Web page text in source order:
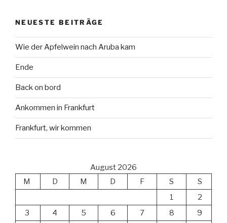
NEUESTE BEITRÄGE
Wie der Apfelwein nach Aruba kam
Ende
Back on bord
Ankommen in Frankfurt
Frankfurt, wir kommen
August 2026
M
D M D F S
S
1
2
3
4 5 6 7 8
9